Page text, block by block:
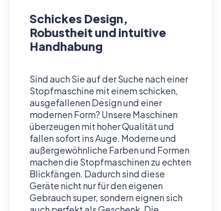
Schickes Design,
Robustheit und intuitive
Handhabung
Sind auch Sie auf der Suche nach einer
Stopfmaschine mit einem schicken,
ausgefallenen Design und einer
modernen Form? Unsere Maschinen
überzeugen mit hoher Qualität und
fallen sofort ins Auge. Moderne und
außergewöhnliche Farben und Formen
machen die Stopfmaschinen zu echten
Blickfängen. Dadurch sind diese
Geräte nicht nur für den eigenen
Gebrauch super, sondern eignen sich